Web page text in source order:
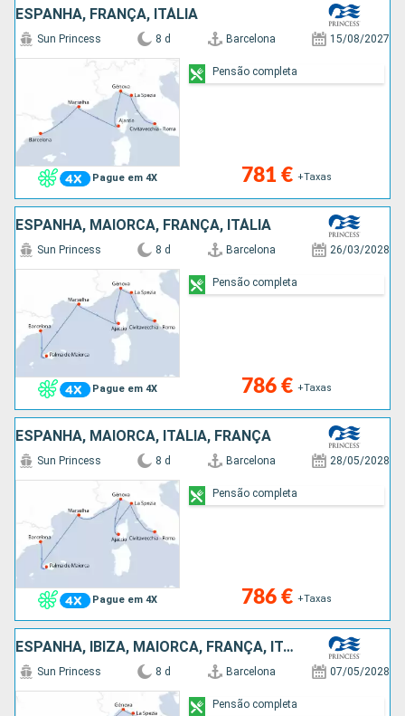
ESPANHA, FRANÇA, ITÁLIA
Pague em 4X
Sun Princess 8 d Barcelona 15/08/2027
781 € +Taxas
Pensão completa
ESPANHA, MAIORCA, FRANÇA, ITÁLIA
Pague em 4X
Sun Princess 8 d Barcelona 26/03/2028
786 € +Taxas
Pensão completa
ESPANHA, MAIORCA, ITÁLIA, FRANÇA
Pague em 4X
Sun Princess 8 d Barcelona 28/05/2028
786 € +Taxas
Pensão completa
ESPANHA, IBIZA, MAIORCA, FRANÇA, ITÁLIA
Sun Princess 8 d Barcelona 07/05/2028
Pensão completa